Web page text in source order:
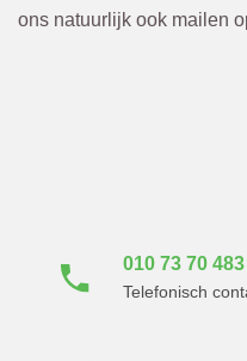
ons natuurlijk ook mailen
010 73 70 483
Telefonisch